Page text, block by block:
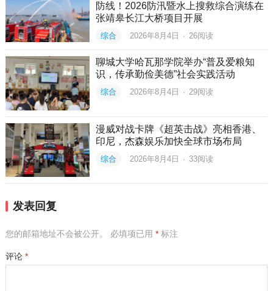
防线！2026防汛暨水上搜救综合演练在
张靖皋长江大桥项目开展
综合 2026年8月4日 · 26阅读
聊城大学哈瓦那学院举办“普及爱粮知
识，传承勤俭美德”社会实践活动
综合 2026年8月4日 · 29阅读
漫威对战卡牌《超英击战》亮相香港、
印尼，杰森娱乐加快全球市场布局
综合 2026年8月4日 · 33阅读
发表回复
您的邮箱地址不会被公开。 必填项已用 *标注
评论 *